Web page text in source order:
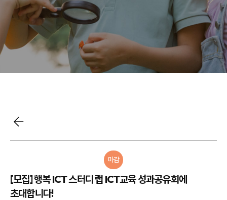
마감
[모집] 행복 ICT 스터디 랩 ICT교육 성과공유회에
초대합니다!